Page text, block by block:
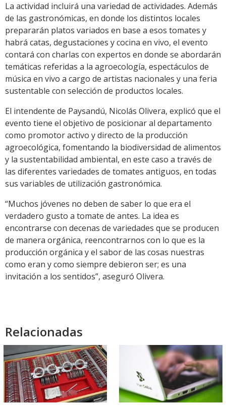
La actividad incluirá una variedad de actividades. Además
de las gastronómicas, en donde los distintos locales
prepararán platos variados en base a esos tomates y
habrá catas, degustaciones y cocina en vivo, el evento
contará con charlas con expertos en donde se abordarán
temáticas referidas a la agroecología, espectáculos de
música en vivo a cargo de artistas nacionales y una feria
sustentable con selección de productos locales.
El intendente de Paysandú, Nicolás Olivera, explicó que el
evento tiene el objetivo de posicionar al departamento
como promotor activo y directo de la producción
agroecológica, fomentando la biodiversidad de alimentos
y la sustentabilidad ambiental, en este caso a través de
las diferentes variedades de tomates antiguos, en todas
sus variables de utilización gastronómica.
“Muchos jóvenes no deben de saber lo que era el
verdadero gusto a tomate de antes. La idea es
encontrarse con decenas de variedades que se producen
de manera orgánica, reencontrarnos con lo que es la
producción orgánica y el sabor de las cosas nuestras
como eran y como siempre debieron ser; es una
invitación a los sentidos”, aseguró Olivera.
Relacionadas